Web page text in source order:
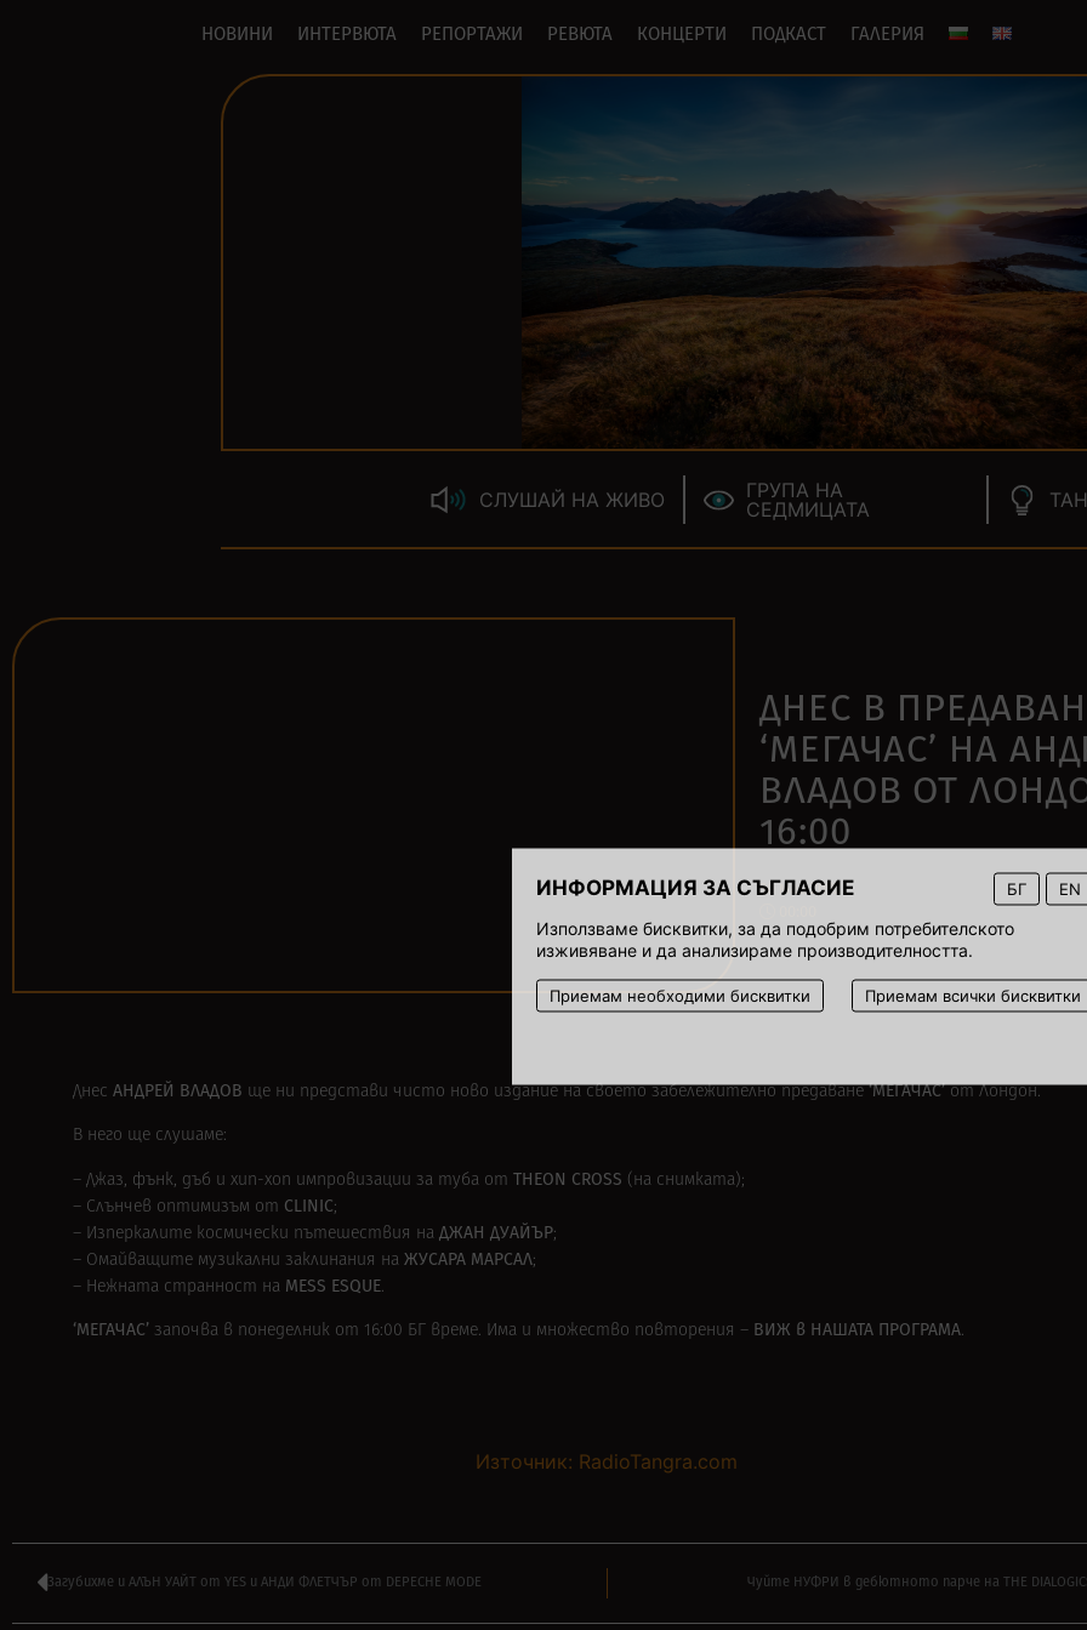
ИНФОРМАЦИЯ ЗА СЪГЛАСИЕ БГ EN
Използваме бисквитки, за да подобрим потребителското
изживяване и да анализираме производителността.
Приемам необходими бисквитки Приемам всички бисквитки
НОВИНИ ИНТЕРВЮТА РЕПОРТАЖИ РЕВЮТА КОНЦЕРТИ ПОДКАСТ ГАЛЕРИЯ
СЛУШАЙ НА ЖИВО
ГРУПА НА
СЕДМИЦАТА
ДНЕС В
‘МЕГАЧАС’ НА
ВЛАДОВ ОТ
16:00
30 май 2022
Днес АНДРЕЙ ВЛАДОВ ще ни представи чисто ново издание на своето забележително предаване ‘МЕГАЧАС’ от Лондон.
В него ще слушаме:
– Джаз, фънк, дъб и хип-хоп импровизации за туба от THEON CROSS (на снимката);
– Слънчев оптимизъм от CLINIC;
– Изперкалите космически пътешествия на ДЖАН ДУАЙЪР;
– Омайващите музикални заклинания на ЖУСАРА МАРСАЛ;
– Нежната странност на MESS ESQUE.
‘МЕГАЧАС’ започва в понеделник от 16:00 БГ време. Има и множество повторения – ВИЖ в НАШАТА ПРОГРАМА.
Източник: RadioTangra.com
Загубихме и АЛЪН УАЙТ от YES и АНДИ ФЛЕТЧЪР от DEPECHE MODE Чуйте НУФРИ в дебютното парче на THE